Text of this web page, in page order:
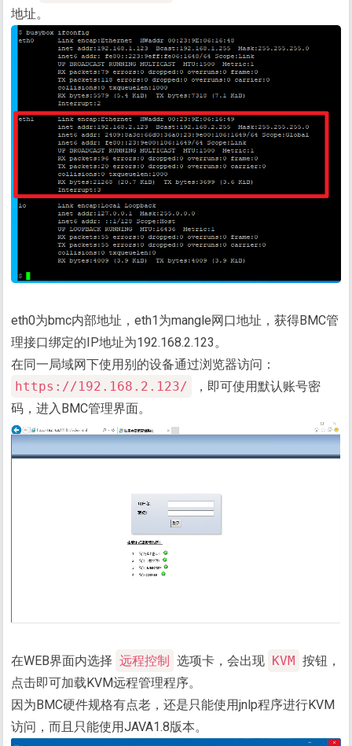
地址。
eth0为bmc内部地址，eth1为mangle网口地址，获得BMC管
理接口绑定的IP地址为192.168.2.123。
在同一局域网下使用别的设备通过浏览器访问：
https://192.168.2.123/
，即可使用默认账号密
码，进入BMC管理界面。
在WEB界面内选择 远程控制 选项卡，会出现 KVM 按钮，
点击即可加载KVM远程管理程序。
因为BMC硬件规格有点老，还是只能使用jnlp程序进行KVM
访问，而且只能使用JAVA1.8版本。